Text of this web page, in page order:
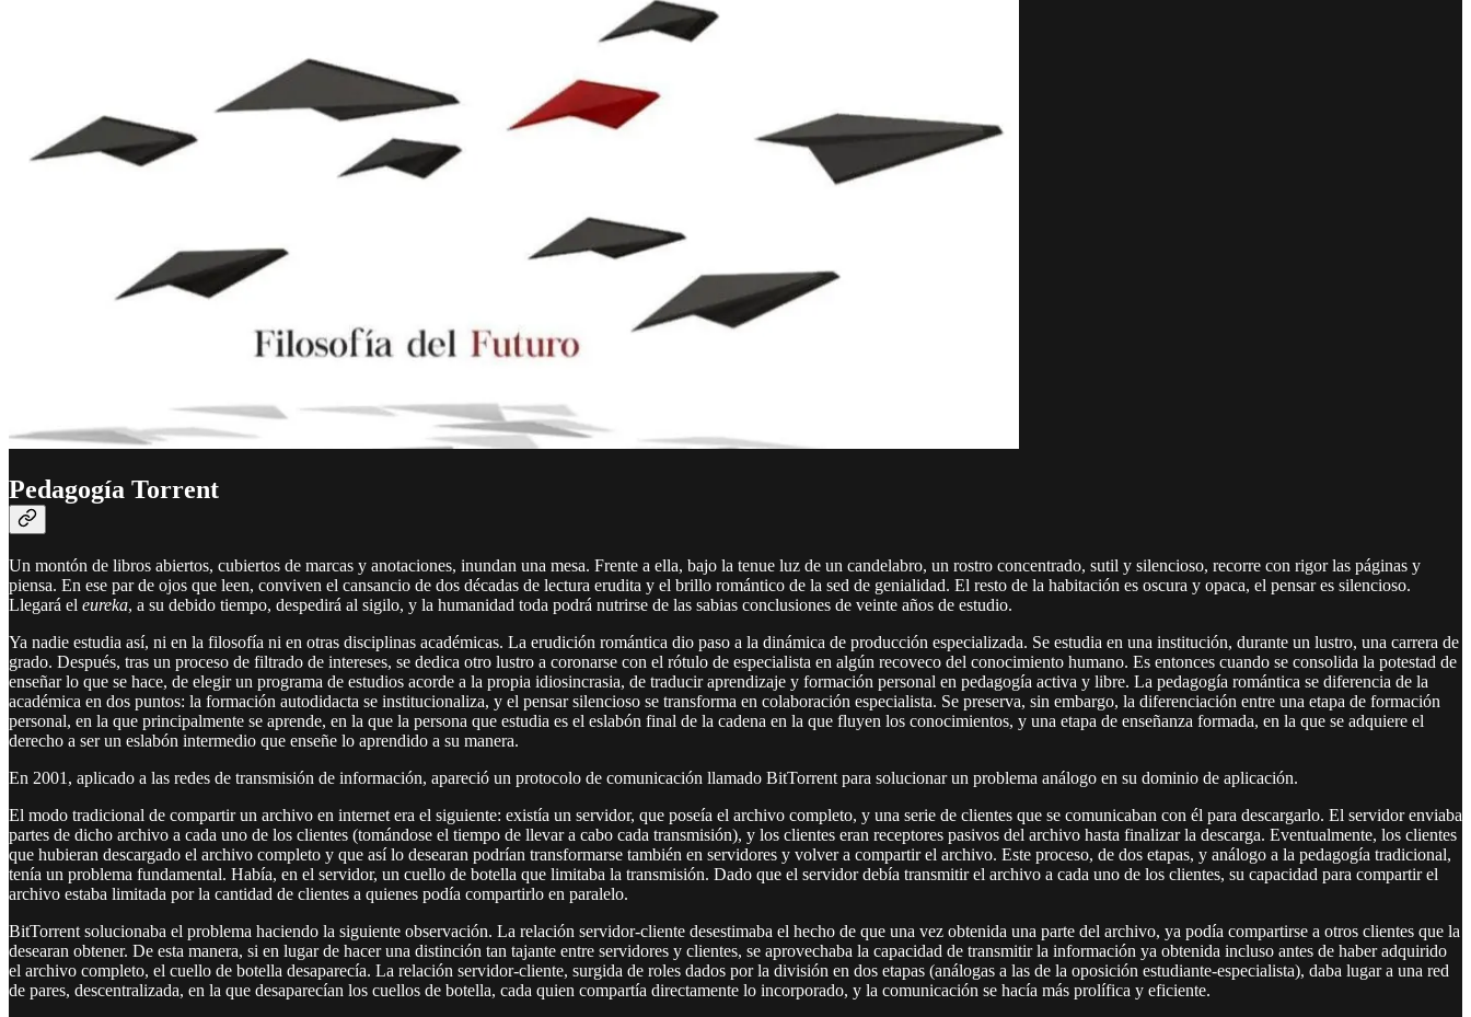
Pedagogía Torrent
Un montón de libros abiertos, cubiertos de marcas y anotaciones, inundan una mesa. Frente a ella, bajo la tenue luz de un candelabro, un rostro concentrado, sutil y silencioso, recorre con rigor las páginas y
piensa. En ese par de ojos que leen, conviven el cansancio de dos décadas de lectura erudita y el brillo romántico de la sed de genialidad. El resto de la habitación es oscura y opaca, el pensar es silencioso.
Llegará el eureka, a su debido tiempo, despedirá al sigilo, y la humanidad toda podrá nutrirse de las sabias conclusiones de veinte años de estudio.
Ya nadie estudia así, ni en la filosofía ni en otras disciplinas académicas. La erudición romántica dio paso a la dinámica de producción especializada. Se estudia en una institución, durante un lustro, una carrera de
grado. Después, tras un proceso de filtrado de intereses, se dedica otro lustro a coronarse con el rótulo de especialista en algún recoveco del conocimiento humano. Es entonces cuando se consolida la potestad de
enseñar lo que se hace, de elegir un programa de estudios acorde a la propia idiosincrasia, de traducir aprendizaje y formación personal en pedagogía activa y libre. La pedagogía romántica se diferencia de la
académica en dos puntos: la formación autodidacta se institucionaliza, y el pensar silencioso se transforma en colaboración especialista. Se preserva, sin embargo, la diferenciación entre una etapa de formación
personal, en la que principalmente se aprende, en la que la persona que estudia es el eslabón final de la cadena en la que fluyen los conocimientos, y una etapa de enseñanza formada, en la que se adquiere el
derecho a ser un eslabón intermedio que enseñe lo aprendido a su manera.
En 2001, aplicado a las redes de transmisión de información, apareció un protocolo de comunicación llamado BitTorrent para solucionar un problema análogo en su dominio de aplicación.
El modo tradicional de compartir un archivo en internet era el siguiente: existía un servidor, que poseía el archivo completo, y una serie de clientes que se comunicaban con él para descargarlo. El servidor enviaba
partes de dicho archivo a cada uno de los clientes (tomándose el tiempo de llevar a cabo cada transmisión), y los clientes eran receptores pasivos del archivo hasta finalizar la descarga. Eventualmente, los clientes
que hubieran descargado el archivo completo y que así lo desearan podrían transformarse también en servidores y volver a compartir el archivo. Este proceso, de dos etapas, y análogo a la pedagogía tradicional,
tenía un problema fundamental. Había, en el servidor, un cuello de botella que limitaba la transmisión. Dado que el servidor debía transmitir el archivo a cada uno de los clientes, su capacidad para compartir el
archivo estaba limitada por la cantidad de clientes a quienes podía compartirlo en paralelo.
BitTorrent solucionaba el problema haciendo la siguiente observación. La relación servidor-cliente desestimaba el hecho de que una vez obtenida una parte del archivo, ya podía compartirse a otros clientes que la
desearan obtener. De esta manera, si en lugar de hacer una distinción tan tajante entre servidores y clientes, se aprovechaba la capacidad de transmitir la información ya obtenida incluso antes de haber adquirido
el archivo completo, el cuello de botella desaparecía. La relación servidor-cliente, surgida de roles dados por la división en dos etapas (análogas a las de la oposición estudiante-especialista), daba lugar a una red
de pares, descentralizada, en la que desaparecían los cuellos de botella, cada quien compartía directamente lo incorporado, y la comunicación se hacía más prolífica y eficiente.